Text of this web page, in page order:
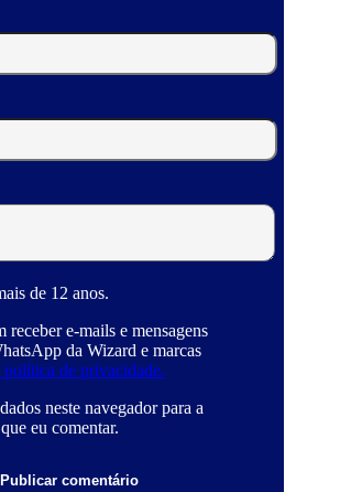
de 12 anos.
receber e-mails e mensagens
da Wizard e marcas
política de privacidade.
neste navegador para a
eu comentar.